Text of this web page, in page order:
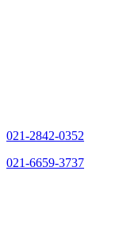
021-2842-0352
021-6659-3737